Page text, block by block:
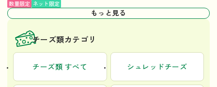
数量限定 ネット限定
もっと見る
チーズ類カテゴリ
チーズ類 すべて シュレッドチーズ